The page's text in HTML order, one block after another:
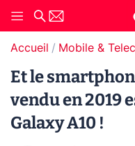
Accueil Mobile &
Et le
vendu en 2019
Galaxy A10 !